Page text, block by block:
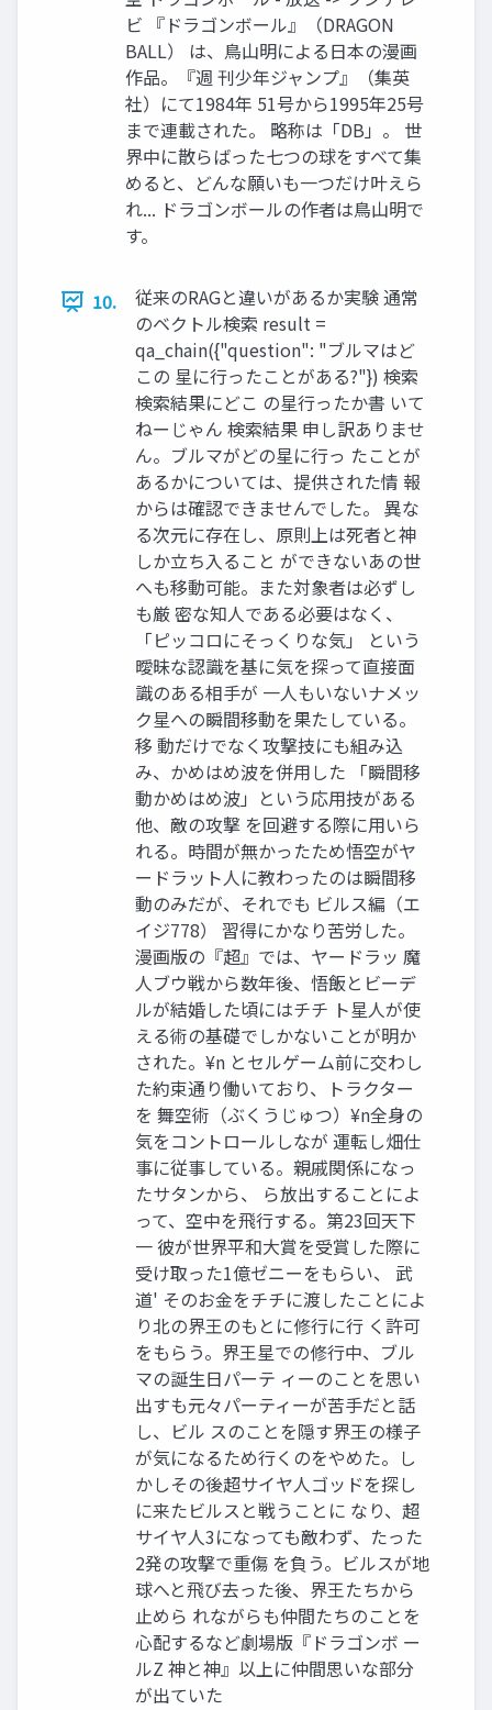
ビ 『ドラゴンボール』（DRAGON
BALL） は、鳥山明による日本の漫画
作品。『週 刊少年ジャンプ』（集英
社）にて1984年 51号から1995年25号
まで連載された。 略称は「DB」。 世
界中に散らばった七つの球をすべて集
めると、どんな願いも一つだけ叶えら
れ... ドラゴンボールの作者は鳥山明で
す。
10.
従来のRAGと違いがあるか実験 通常
のベクトル検索 result =
qa_chain({"question": "ブルマはど
この 星に行ったことがある?"}) 検索
検索結果にどこ の星行ったか書 いて
ねーじゃん 検索結果 申し訳ありませ
ん。ブルマがどの星に行っ たことが
あるかについては、提供された情 報
からは確認できませんでした。 異な
る次元に存在し、原則上は死者と神
しか立ち入ること ができないあの世
へも移動可能。また対象者は必ずし
も厳 密な知人である必要はなく、
「ピッコロにそっくりな気」 という
曖昧な認識を基に気を探って直接面
識のある相手が 一人もいないナメッ
ク星への瞬間移動を果たしている。
移 動だけでなく攻撃技にも組み込
み、かめはめ波を併用した 「瞬間移
動かめはめ波」という応用技がある
他、敵の攻撃 を回避する際に用いら
れる。時間が無かったため悟空がヤ
ードラット人に教わったのは瞬間移
動のみだが、それでも ビルス編（エ
イジ778） 習得にかなり苦労した。
漫画版の『超』では、ヤードラッ 魔
人ブウ戦から数年後、悟飯とビーデ
ルが結婚した頃にはチチ ト星人が使
える術の基礎でしかないことが明か
された。¥n とセルゲーム前に交わし
た約束通り働いており、トラクター
を 舞空術（ぶくうじゅつ）¥n全身の
気をコントロールしなが 運転し畑仕
事に従事している。親戚関係になっ
たサタンから、 ら放出することによ
って、空中を飛行する。第23回天下
一 彼が世界平和大賞を受賞した際に
受け取った1億ゼニーをもらい、 武
道' そのお金をチチに渡したことによ
り北の界王のもとに修行に行 く許可
をもらう。界王星での修行中、ブル
マの誕生日パーテ ィーのことを思い
出すも元々パーティーが苦手だと話
し、ビル スのことを隠す界王の様子
が気になるため行くのをやめた。し
かしその後超サイヤ人ゴッドを探し
に来たビルスと戦うことに なり、超
サイヤ人3になっても敵わず、たった
2発の攻撃で重傷 を負う。ビルスが地
球へと飛び去った後、界王たちから
止めら れながらも仲間たちのことを
心配するなど劇場版『ドラゴンボ ー
ルZ 神と神』以上に仲間思いな部分
が出ていた